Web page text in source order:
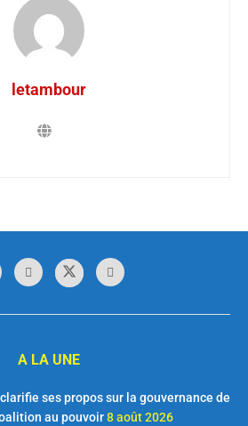
letambour
A LA UNE
ses propos sur la gouvernance de
au pouvoir8 août 2026